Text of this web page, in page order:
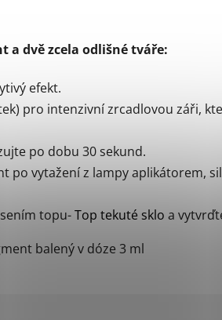
a dvě zcela odlišné tváře:
efekt.
pro intenzivní zrcadlovou záři,
po dobu 30 sekund.
po vytažení z lampy aplikátorem,
topu-Top tekuté sklo a
balený v dóze 3 ml